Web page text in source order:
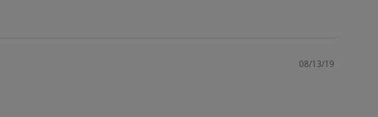
08/13/19